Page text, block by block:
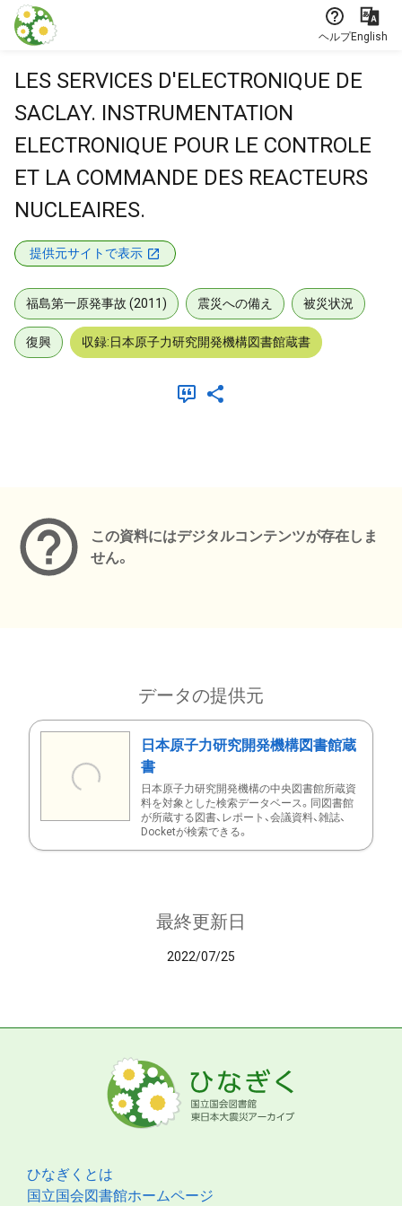
本文に飛ぶ
ヘルプEnglish
LES SERVICES D'ELECTRONIQUE DE
SACLAY. INSTRUMENTATION
ELECTRONIQUE POUR LE CONTROLE
ET LA COMMANDE DES REACTEURS
NUCLEAIRES.
提供元サイトで表示
福島第一原発事故 (2011) 震災への備え 被災状況
復興 収録:日本原子力研究開発機構図書館蔵書
この資料にはデジタルコンテンツが存在しま
せん。
データの提供元
日本原子力研究開発機構図書館蔵
書
日本原子力研究開発機構の中央図書館所蔵資
料を対象とした検索データベース。同図書館
が所蔵する図書、レポート、会議資料、雑誌、
Docketが検索できる。
最終更新日
2022/07/25
ひなぎくとは
国立国会図書館ホームページ